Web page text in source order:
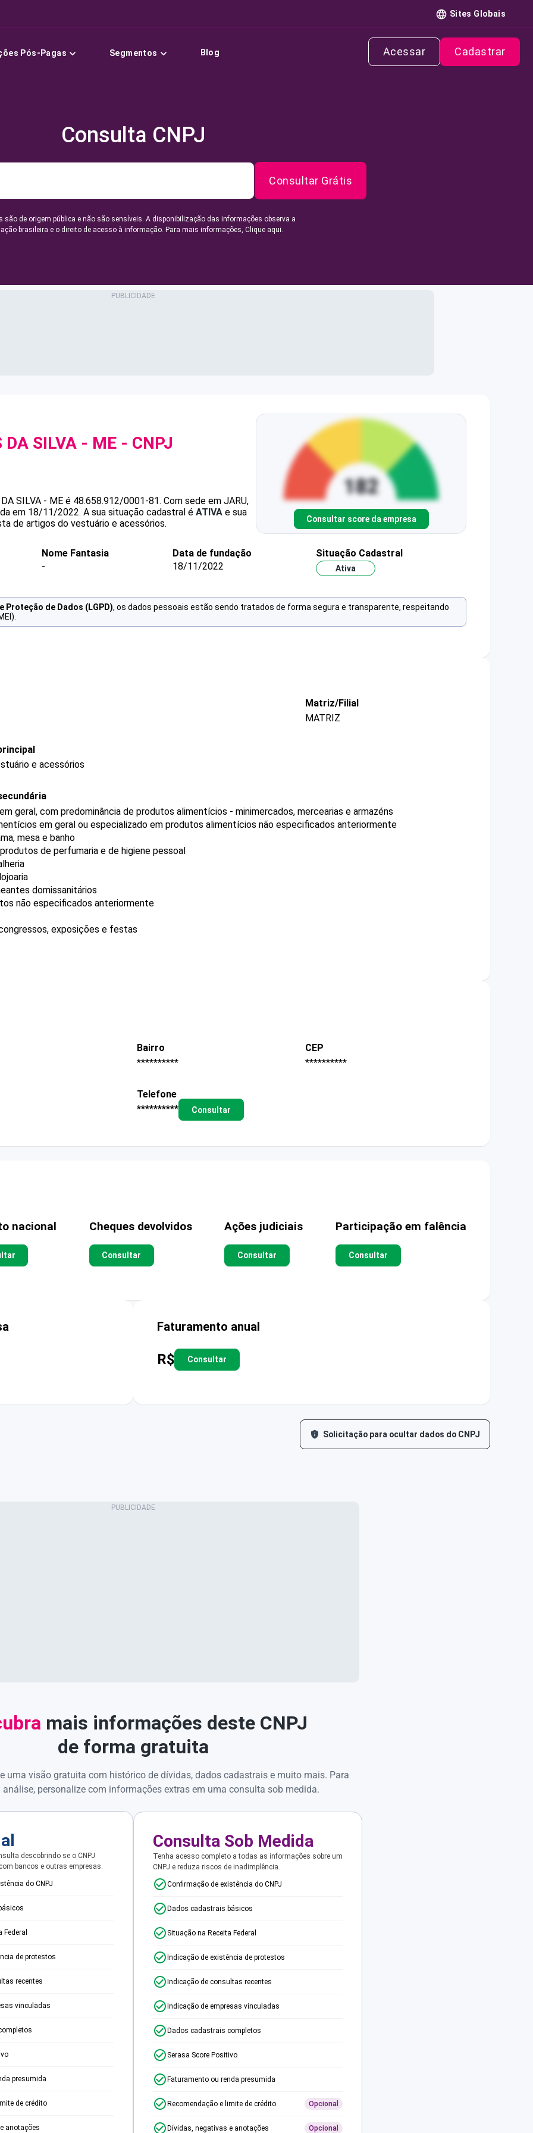
Sites Globais
Pós-Pagas Segmentos Blog Acessar Cadastrar
Consulta CNPJ
Consultar Grátis
são de origem pública e não são sensíveis. A disponibilização das informações observa a
brasileira e o direito de acesso à informação. Para mais informações, Clique aqui.
SILVA - ME - CNPJ
SILVA - ME é 48.658.912/0001-81. Com sede em JARU,
em 18/11/2022. A sua situação cadastral é ATIVA e sua
de artigos do vestuário e acessórios.
Consultar score da empresa
Nome Fantasia
-
Data de fundação
18/11/2022
Situação Cadastral
Ativa
Proteção de Dados (LGPD), os dados pessoais estão sendo tratados de forma segura e transparente, respeitando
Matriz/Filial
MATRIZ
e acessórios
geral, com predominância de produtos alimentícios - minimercados, mercearias e armazéns
em geral ou especializado em produtos alimentícios não especificados anteriormente
mesa e banho
de perfumaria e de higiene pessoal
domissanitários
não especificados anteriormente
exposições e festas
Bairro
**********
CEP
**********
Telefone
**********
Consultar
nacional Cheques devolvidos
Consultar
Ações judiciais
Consultar
Participação em falência
Consultar
Faturamento anual
R$ Consultar
Solicitação para ocultar dados do CNPJ
mais informações deste CNPJ
de forma gratuita
uma visão gratuita com histórico de dívidas, dados cadastrais e muito mais. Para
personalize com informações extras em uma consulta sob medida.
descobrindo se o CNPJ
bancos e outras empresas.
do CNPJ
Federal
de protestos
recentes
vinculadas
presumida
de crédito
anotações
Consulta Sob Medida
Tenha acesso completo a todas as informações sobre um
CNPJ e reduza riscos de inadimplência.
Confirmação de existência do CNPJ
Dados cadastrais básicos
Situação na Receita Federal
Indicação de existência de protestos
Indicação de consultas recentes
Indicação de empresas vinculadas
Dados cadastrais completos
Serasa Score Positivo
Faturamento ou renda presumida
Recomendação e limite de crédito Opcional
Dívidas, negativas e anotações Opcional